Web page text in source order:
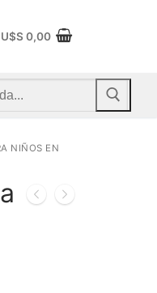
U$S 0,00
NIÑOS EN